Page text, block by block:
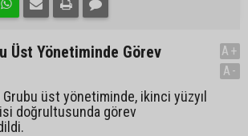
Üst Yönetiminde Görev
Grubu üst yönetiminde, ikinci yüzyıl
doğrultusunda görev
A+
A-